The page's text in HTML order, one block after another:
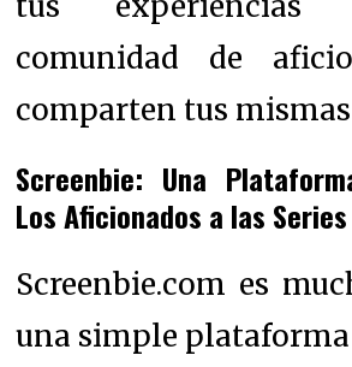
comunidad de
comparten tus
Screenbie: Una
Los Aficionados a las Series
Screenbie.com es
una simple plataforma